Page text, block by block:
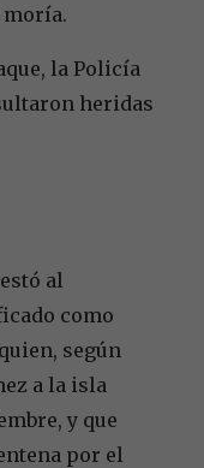
la Policía
heridas
al
como
según
a la isla
y que
por el